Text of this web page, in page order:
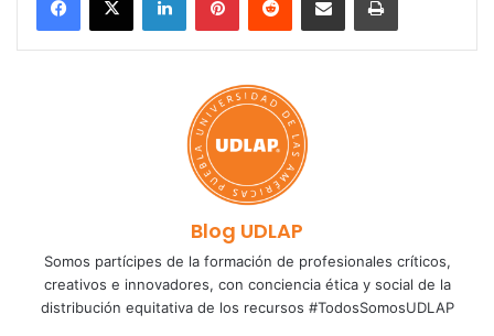
Blog UDLAP
Somos partícipes de la formación de profesionales críticos,
creativos e innovadores, con conciencia ética y social de la
distribución equitativa de los recursos #TodosSomosUDLAP